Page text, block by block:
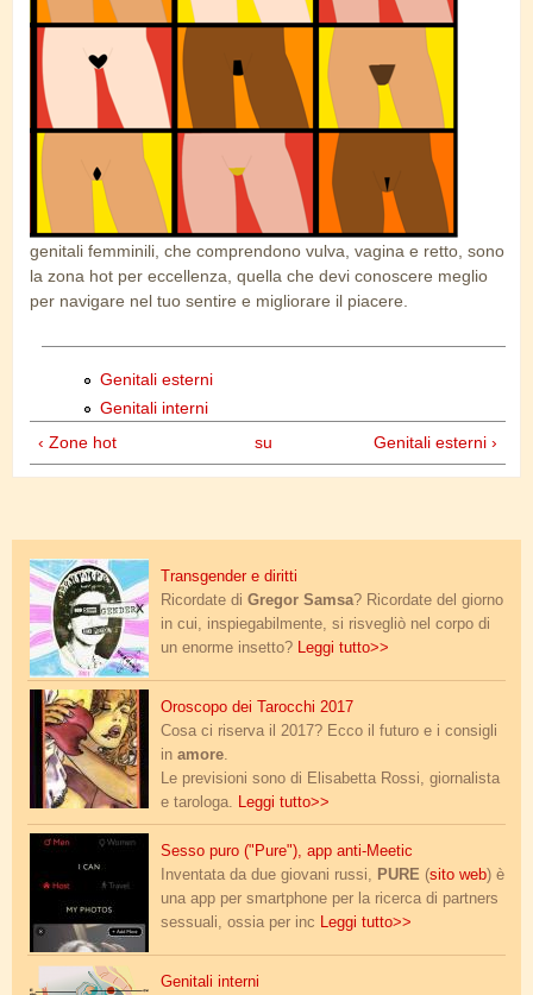
genitali femminili, che comprendono vulva, vagina e retto, sono
la zona hot per eccellenza, quella che devi conoscere meglio
per navigare nel tuo sentire e migliorare il piacere.
Genitali esterni
Genitali interni
‹ Zone hot
su Genitali esterni ›
transgender.jpg
Transgender e diritti
Ricordate di Gregor Samsa? Ricordate del giorno
in cui, inspiegabilmente, si risvegliò nel corpo di
un enorme insetto?
Leggi tutto>>
tarocchi_erotici_manara_2.jpg
Oroscopo dei Tarocchi 2017
Cosa ci riserva il 2017? Ecco il futuro e i consigli
in amore
Le previsioni sono di Elisabetta Rossi, giornalista
e tarologa.
Leggi tutto>>
pure.jpg
Sesso puro ("Pure"), app anti-Meetic
Inventata da due giovani russi,
PURE (sito web) è
una app per smartphone per la ricerca di partners
sessuali, ossia per inc
Leggi tutto>>
genitali interni anatomia.png
Genitali interni